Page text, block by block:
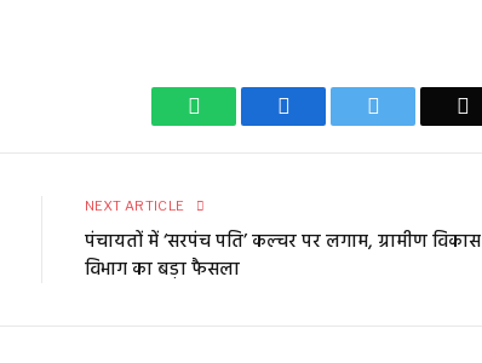
WhatsApp Facebook
NEXT ARTICLE
पंचायतों में ‘सरपंच पति’ कल्चर पर लगाम, ग्रामीण विकास
विभाग का बड़ा फैसला